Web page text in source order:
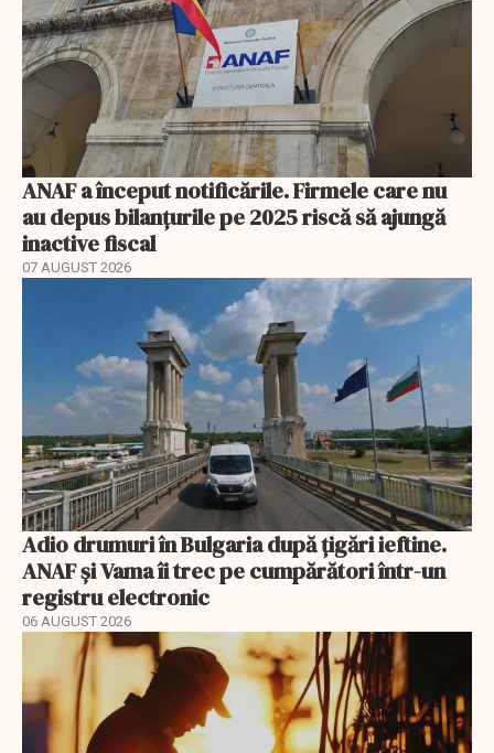
ANAF a început notificările. Firmele care nu
au depus bilanțurile pe 2025 riscă să ajungă
inactive fiscal
07 AUGUST 2026
Adio drumuri în Bulgaria după țigări ieftine.
ANAF și Vama îi trec pe cumpărători într-un
registru electronic
06 AUGUST 2026